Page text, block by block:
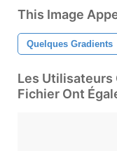
This Image
Quelques Gradients
Les Utilisateurs
Fichier Ont